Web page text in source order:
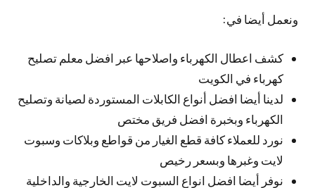
ونعمل أيضا في:
كشف اعطال الكهرباء واصلاحها عبر افضل معلم تصليح
كهرباء في الكويت
لدينا أيضا افضل أنواع الكابلات المستوردة لصيانة وتصليح
الكهرباء وبخبرة افضل فريق مختص
نورد للعملاء كافة قطع الغيار من قواطع وبلاكات وسبوت
لايت وغبرها وبسعر رخيص
نوفر أيضا افضل انواع السبوت لايت الخارجية والداخلية